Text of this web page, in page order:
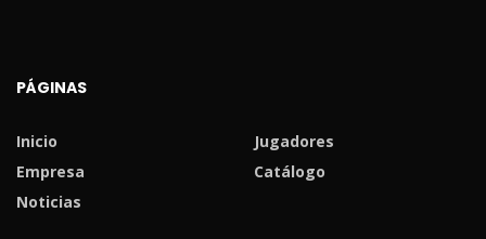
PÁGINAS
Inicio
Jugadores
Empresa
Catálogo
Noticias